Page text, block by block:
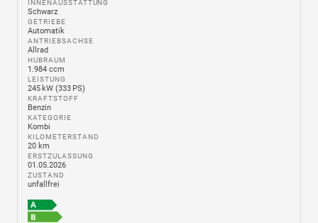
INNENAUSSTATTUNG
Schwarz
GETRIEBE
Automatik
ANTRIEBSACHSE
Allrad
HUBRAUM
1.984 ccm
LEISTUNG
245 kW (333 PS)
KRAFTSTOFF
Benzin
KATEGORIE
Kombi
KILOMETERSTAND
20 km
ERSTZULASSUNG
01.05.2026
ZUSTAND
unfallfrei